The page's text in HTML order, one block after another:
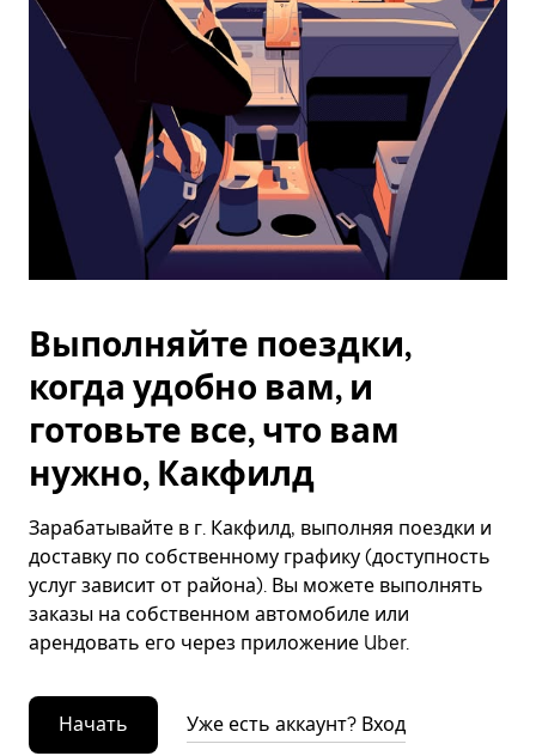
Выполняйте поездки,
когда удобно вам, и
готовьте все, что вам
нужно, Какфилд
Зарабатывайте в г. Какфилд, выполняя поездки и
доставку по собственному графику (доступность
услуг зависит от района). Вы можете выполнять
заказы на собственном автомобиле или
арендовать его через приложение Uber.
Начать Уже есть аккаунт? Вход